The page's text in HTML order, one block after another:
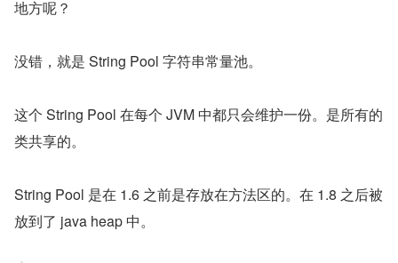
地方呢？
没错，就是 String Pool 字符串常量池。
这个 String Pool 在每个 JVM 中都只会维护一份。是所有的
类共享的。
String Pool 是在 1.6 之前是存放在方法区的。在 1.8 之后被
放到了 java heap 中。